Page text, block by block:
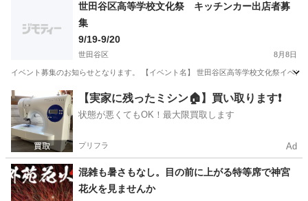
世田谷区高等学校文化祭 キッチンカー出店者募
集
9/19-9/20
世田谷区 8月8日
イベント募集のお知らせとなります。 【イベント名】 世田谷区高等学校文化祭イベ
世田谷区 地域/お祭り 文化祭
【実家に残ったミシン🏠】買い取ります❗️
状態が悪くてもOK！最大限買取します
プリフラ Ad
混雑も暑さもなし。目の前に上がる特等席で神宮
花火を見ませんか